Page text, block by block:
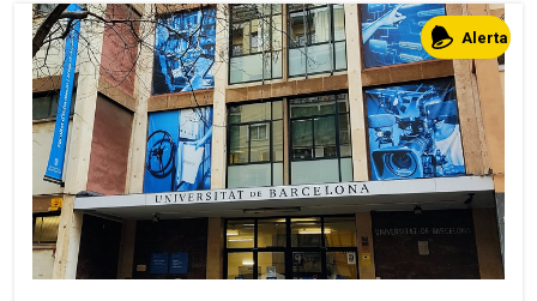
Alerta